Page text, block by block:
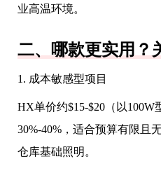
业高温环境。
二、哪款更实用？
1. 成本敏感型项目
HX单价约$15-$20（以
30%-40%，适合预算有限且
仓库基础照明。